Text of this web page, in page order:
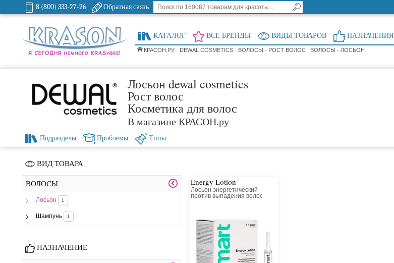
8 (800) 333-27-26 Обратная связь
КАТАЛОГ ВСЕ БРЕНДЫ ВИДЫ ТОВАРОВ НАЗНАЧЕНИЯ
КРАСОН.РУ DEWAL COSMETICS ВОЛОСЫ - РОСТ ВОЛОС ВОЛОСЫ - ЛОСЬОН
Лосьон dewal cosmetics
Рост волос
Косметика для волос
В магазине КРАСОН.ру
Подразделы Проблемы Типы
ВИД ТОВАРА
ВОЛОСЫ
Лосьон 1
Шампунь 1
НАЗНАЧЕНИЕ
Energy Lotion
Лосьон энергетический
против выпадения волос